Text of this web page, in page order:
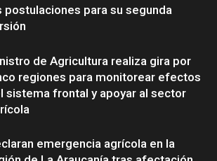
postulaciones para su segunda
de Agricultura realiza gira por
regiones para monitorear efectos
sistema frontal y apoyar al sector
emergencia agrícola en la